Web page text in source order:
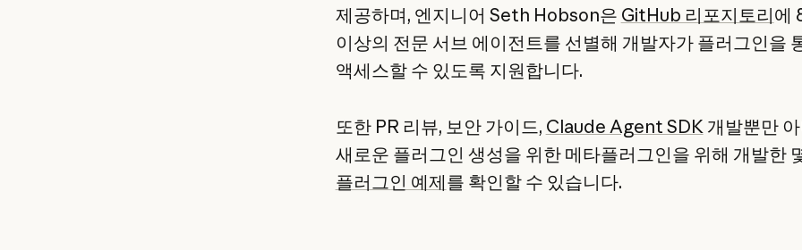
제공하며, 엔지니어 Seth Hobson은 GitHub 리포지토리에
이상의 전문 서브 에이전트를 선별해 개발자가 플러그인을
액세스할 수 있도록 지원합니다.
또한 PR 리뷰, 보안 가이드, Claude Agent SDK 개발뿐만
새로운 플러그인 생성을 위한 메타플러그인을 위해 개발한
플러그인 예제를 확인할 수 있습니다.